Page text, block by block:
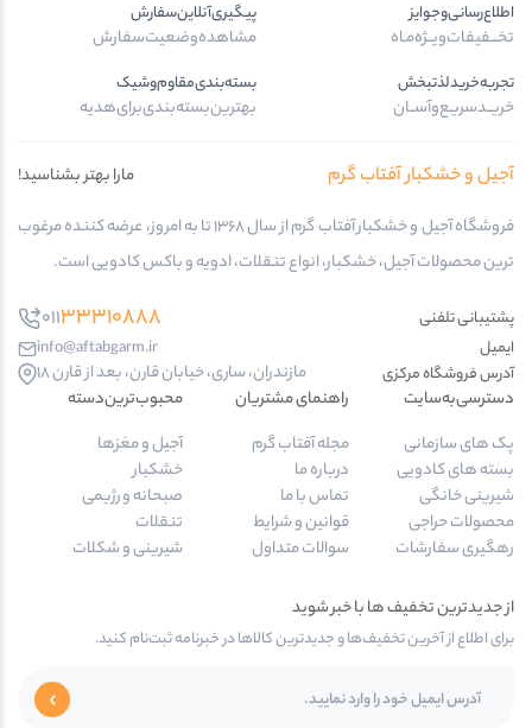
اطلاع‌رسانی‌و‌جوایز
تخـــفیفات‌ویــژه‌مـاه
پیگیری‌آنلاین‌سفارش
مشاهده‌وضعیت‌سفارش
تجربه‌خرید‌لذتبخش
خریــد‌سریـع‌و‌آســان
بسته‌بندی‌مقاوم‌وشیک
بهترین‌بسته‌بندی‌برای‌هدیه
آجیل و خشکبار آفتاب گرم
مارا بهتر بشناسید!
فروشگاه آجیل و خشکبار آفتاب گرم از سال 1368 تا به امروز، عرضه کننده مرغوب
ترین محصولات آجیل، خشکبار، انواع تنقلات، ادویه و باکس کادویی است.
پشتیبانی تلفنی 01133310888
ایمیل
info@aftabgarm.ir
آدرس‌ فروشگاه مرکزی
مازندران، ساری، خیابان قارن، بعد از قارن 18
دسترسی‌به‌سایت
پک های سازمانی
بسته های کادویی
شیرینی خانگی
محصولات حراجی
رهگیری سفارشات
راهنمای مشتریان
مجله آفتاب گرم
درباره ما
تماس با ما
قوانین و شرایط
سوالات متداول
محبوب‌ترین‌دسته‌
آجیل و مغزها
خشکبار
صبحانه و رژیمی
تنقلات
شیرینی و شکلات
از جدیدترین تخفیف ها با خبر شوید
برای اطلاع از آخرین تخفیف‌ها و جدیدترین کالاها در خبرنامه ثبت‌نام کنید.